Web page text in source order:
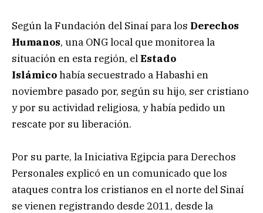
Según la Fundación del Sinaí para los Derechos
Humanos, una ONG local que monitorea la
situación en esta región, elEstado
Islámicohabía secuestrado a Habashi en
noviembre pasado por, según su hijo, ser cristiano
y por su actividad religiosa, y había pedido un
rescate por su liberación.
Por su parte, la Iniciativa Egipcia para Derechos
Personales explicó en un comunicado que los
ataques contra los cristianos en el norte del Sinaí
se vienen registrando desde 2011, desde la